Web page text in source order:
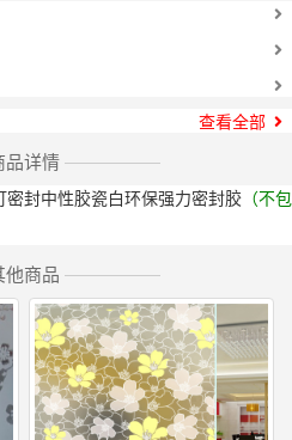
查看全部
品详情
封中性胶瓷白环保强力密封胶 （不包
他商品